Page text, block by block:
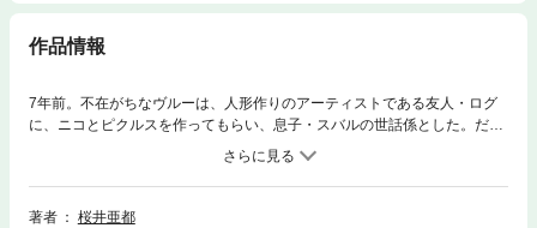
作品情報
7年前。不在がちなヴルーは、人形作りのアーティストである友人・ログ
に、ニコとピクルスを作ってもらい、息子・スバルの世話係とした。だが
そのしばらく後、ログが弟子と共にスバルの屋敷を訪れているとき、その
事件は起きた。アート協会から謎の花火のような物が打ち上がり、人間が
アートの素材として使えるようになってしまったのだ。その途端、ログは
弟子に殺され、スバルはニコに守られて無事だったものの、ショックから
著者
桜井亜都